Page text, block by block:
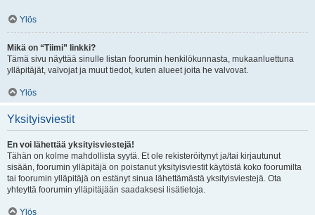
Ylös
Mikä on “Tiimi” linkki?
Tämä sivu näyttää sinulle listan foorumin henkilökunnasta, mukaanluettuna
ylläpitäjät, valvojat ja muut tiedot, kuten alueet joita he valvovat.
Ylös
Yksityisviestit
En voi lähettää yksityisviestejä!
Tähän on kolme mahdollista syytä. Et ole rekisteröitynyt ja/tai kirjautunut
sisään, foorumin ylläpitäjä on poistanut yksityisviestit käytöstä koko foorumilta
tai foorumin ylläpitäjä on estänyt sinua lähettämästä yksityisviestejä. Ota
yhteyttä foorumin ylläpitäjään saadaksesi lisätietoja.
Ylös